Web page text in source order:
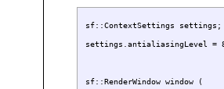
sf::ContextSettings settings;
settings.antialiasingLevel =
sf::RenderWindow window (